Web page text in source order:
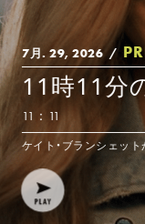
7月. 29, 2026
11時11分
11：11
ケイト・ブランシェッ